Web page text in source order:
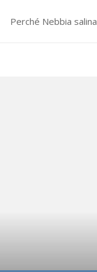
Perché Nebbia salina